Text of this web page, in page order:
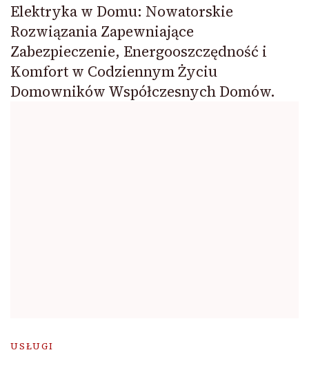
Elektryka w Domu: Nowatorskie
Rozwiązania Zapewniające
Zabezpieczenie, Energooszczędność i
Komfort w Codziennym Życiu
Domowników Współczesnych Domów.
USŁUGI